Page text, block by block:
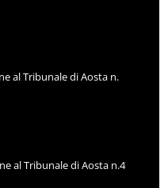
al Tribunale di Aosta n.
al Tribunale di Aosta n.4